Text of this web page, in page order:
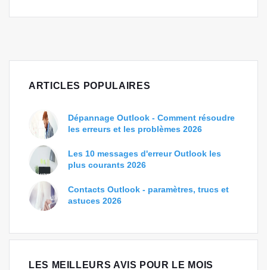
ARTICLES POPULAIRES
Dépannage Outlook - Comment résoudre
les erreurs et les problèmes 2026
Les 10 messages d'erreur Outlook les
plus courants 2026
Contacts Outlook - paramètres, trucs et
astuces 2026
LES MEILLEURS AVIS POUR LE MOIS